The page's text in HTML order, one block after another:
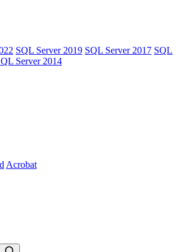
SQL Server 2019 SQL Server 2017 SQL
Server 2014
Acrobat